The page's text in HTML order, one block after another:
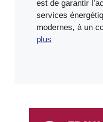
est de garantir
services
modernes, à un
plus